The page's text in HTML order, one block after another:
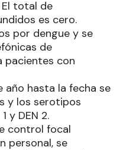
El total de
es cero.
por dengue y se
de
pacientes con
año hasta la fecha se
y los serotipos
y DEN 2.
control focal
personal, se